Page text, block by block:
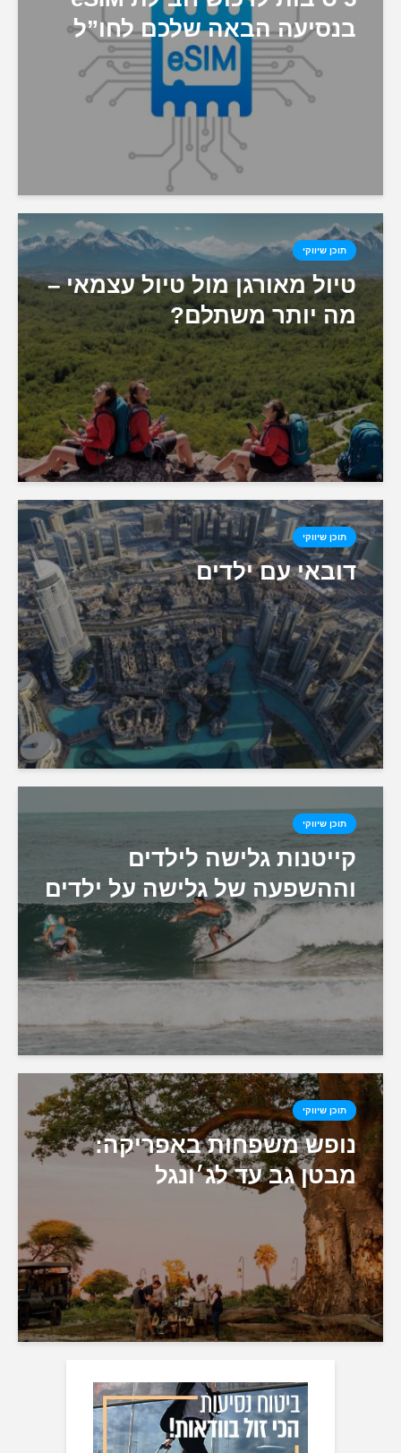
בנסיעה הבאה שלכם לחו”ל
תוכן שיווקי
טיול מאורגן מול טיול עצמאי –
מה יותר משתלם?
תוכן שיווקי
דובאי עם ילדים
תוכן שיווקי
קייטנות גלישה לילדים
וההשפעה של גלישה על ילדים
תוכן שיווקי
נופש משפחות באפריקה:
מבטן גב עד לג׳ונגל